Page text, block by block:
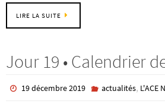
LIRE LA SUITE
Jour 19 • Calendrier
19 décembre 2019 actualités, L'ACE